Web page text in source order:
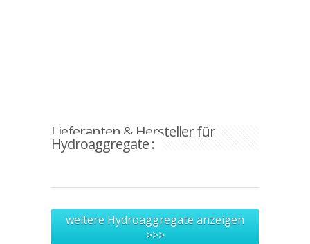
Lieferanten & Hersteller für
Hydroaggregate :
weitere Hydroaggregate anzeigen
>>>